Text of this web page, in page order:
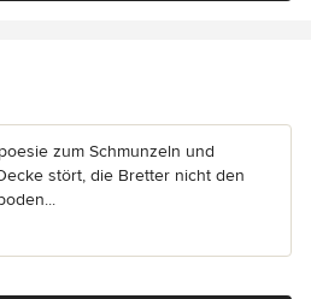
zum Schmunzeln und
stört, die Bretter nicht den